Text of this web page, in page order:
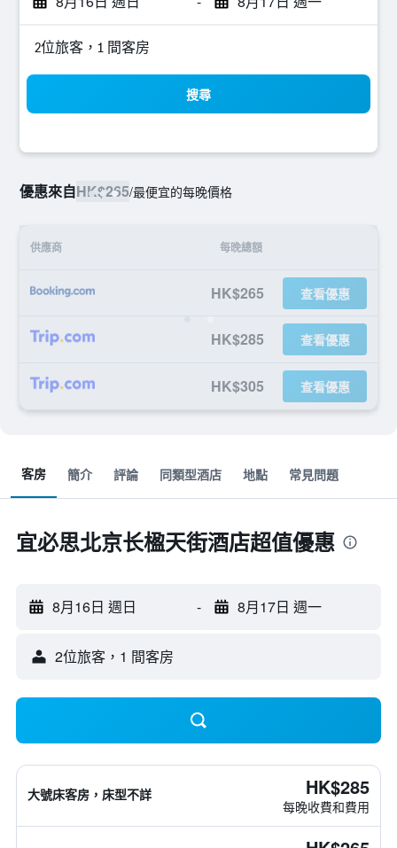
2位旅客，1 間客房
搜尋
優惠來自HK$265/最便宜的每晚價格
供應商 每晚總額
HK$265 查看優惠
HK$285 查看優惠
HK$305 查看優惠
客房 簡介 評論 同類型酒店 地點 常見問題
宜必思北京长楹天街酒店超值優惠
8月16日 週日 - 8月17日 週一
2位旅客，1 間客房
大號床客房，床型不詳 HK$285
每晚收費和費用